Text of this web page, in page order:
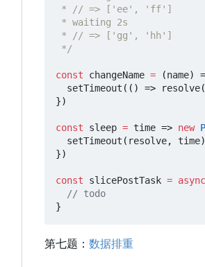
*/
const changeName = (name)
setTimeout (() => resolve(
})
const sleep = time => new
setTimeout ( resolve, time)
})
const slicePostTask = async
}
第七题： 数据排重